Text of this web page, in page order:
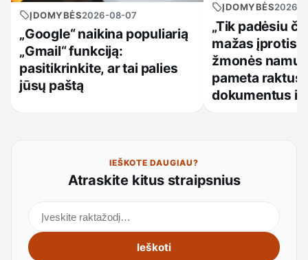
ĮDOMYBĖS2026-08-07
„Google“ naikina populiarią
„Gmail“ funkciją:
pasitikrinkite, ar tai palies
jūsų paštą
ĮDOMYBĖS2026-
„Tik padėsiu
mažas įprotis,
žmonės
pameta raktus,
dokumentus ir
IEŠKOTE DAUGIAU?
Atraskite kitus straipsnius
Ieškoti